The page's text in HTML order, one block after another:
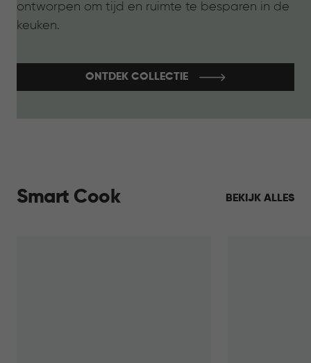
ontworpen om tijd en ruimte te besparen in de
keuken.
ONTDEK COLLECTIE
Smart Cook BEKIJK ALLES